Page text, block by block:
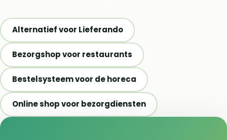
Alternatief voor Lieferando
Bezorgshop voor restaurants
Bestelsysteem voor de horeca
Online shop voor bezorgdiensten